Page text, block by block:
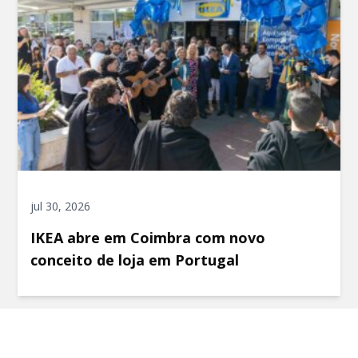
jul 30, 2026
IKEA abre em Coimbra com novo
conceito de loja em Portugal